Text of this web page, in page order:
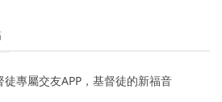
徒專屬交友APP，基督徒的新福音